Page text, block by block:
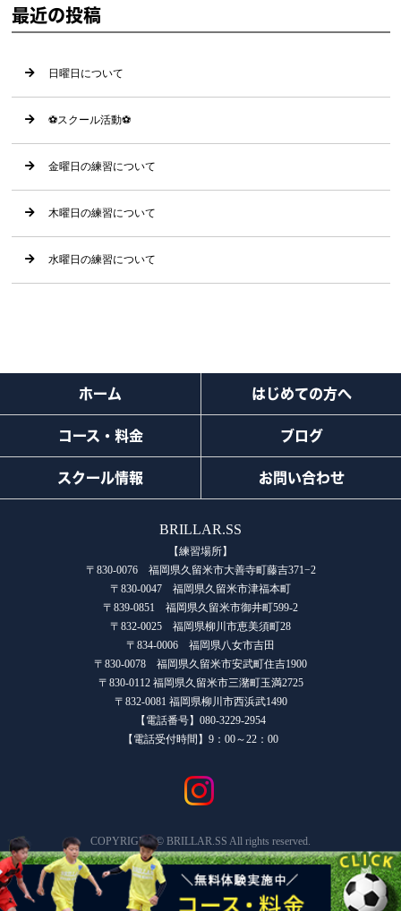
最近の投稿
日曜日について
⚽️スクール活動⚽️
金曜日の練習について
木曜日の練習について
水曜日の練習について
ホーム はじめての方へ
コース・料金 ブログ
スクール情報 お問い合わせ
BRILLAR.SS
【練習場所】
〒830-0076 福岡県久留米市大善寺町藤吉371−2
〒830-0047 福岡県久留米市津福本町
〒839-0851 福岡県久留米市御井町599-2
〒832-0025 福岡県柳川市恵美須町28
〒834-0006 福岡県八女市吉田
〒830-0078 福岡県久留米市安武町住吉1900
〒830-0112 福岡県久留米市三潴町玉満2725
〒832-0081 福岡県柳川市西浜武1490
【電話番号】080-3229-2954
【電話受付時間】9：00～22：00
COPYRIGHT © BRILLAR.SS All rights reserved.